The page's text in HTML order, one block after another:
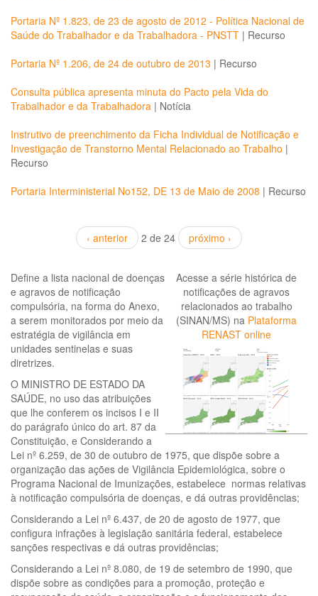
Portaria Nº 1.823, de 23 de agosto de 2012 - Política Nacional de
Saúde do Trabalhador e da Trabalhadora - PNSTT | Recurso
Portaria Nº 1.206, de 24 de outubro de 2013 | Recurso
Consulta pública apresenta minuta do Pacto pela Vida do
Trabalhador e da Trabalhadora | Notícia
Instrutivo de preenchimento da Ficha Individual de Notificação e
Investigação de Transtorno Mental Relacionado ao Trabalho |
Recurso
Portaria Interministerial No152, DE 13 de Maio de 2008 | Recurso
‹ anterior 2 de 24 próximo ›
Acesse a série histórica de
notificações de agravos
relacionados ao trabalho
(SINAN/MS) na Plataforma
RENAST online
Define a lista nacional de doenças
e agravos de notificação
compulsória, na forma do Anexo,
a serem monitorados por meio da
estratégia de vigilância em
unidades sentinelas e suas
diretrizes.
O MINISTRO DE ESTADO DA
SAÚDE, no uso das atribuições
que lhe conferem os incisos I e II
do parágrafo único do art. 87 da
Constituição, e Considerando a
Lei nº 6.259, de 30 de outubro de 1975, que dispõe sobre a
organização das ações de Vigilância Epidemiológica, sobre o
Programa Nacional de Imunizações, estabelece normas relativas
à notificação compulsória de doenças, e dá outras providências;
Considerando a Lei nº 6.437, de 20 de agosto de 1977, que
configura infrações à legislação sanitária federal, estabelece
sanções respectivas e dá outras providências;
Considerando a Lei nº 8.080, de 19 de setembro de 1990, que
dispõe sobre as condições para a promoção, proteção e